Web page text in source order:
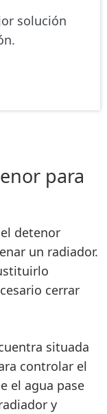
solución
para
detenor
un radiador.
cerrar
situada
controlar el
el agua pase
y